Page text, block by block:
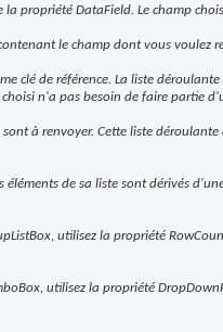
propriété DataField. Le champ
le champ dont vous voulez
clé de référence. La liste
n'a pas besoin de faire partie
à renvoyer. Cette liste déroulante
de sa liste sont dérivés
utilisez la propriété
utilisez la propriété